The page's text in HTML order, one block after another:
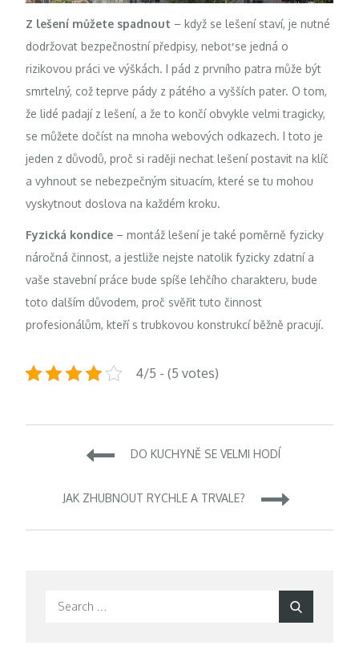
Z lešení můžete spadnout – když se lešení staví, je nutné
dodržovat bezpečnostní předpisy, neboť se jedná o
rizikovou práci ve výškách. I pád z prvního patra může být
smrtelný, což teprve pády z pátého a vyšších pater. O tom,
že lidé padají z lešení, a že to končí obvykle velmi tragicky,
se můžete dočíst na mnoha webových odkazech. I toto je
jeden z důvodů, proč si raději nechat lešení postavit na klíč
a vyhnout se nebezpečným situacím, které se tu mohou
vyskytnout doslova na každém kroku.
Fyzická kondice – montáž lešení je také poměrně fyzicky
náročná činnost, a jestliže nejste natolik fyzicky zdatní a
vaše stavební práce bude spíše lehčího charakteru, bude
toto dalším důvodem, proč svěřit tuto činnost
profesionálům, kteří s trubkovou konstrukcí běžně pracují.
4/5 - (5 votes)
Navigace
pro
příspěvek
DO KUCHYNĚ SE VELMI HODÍ
JAK ZHUBNOUT RYCHLE A TRVALE?
Search